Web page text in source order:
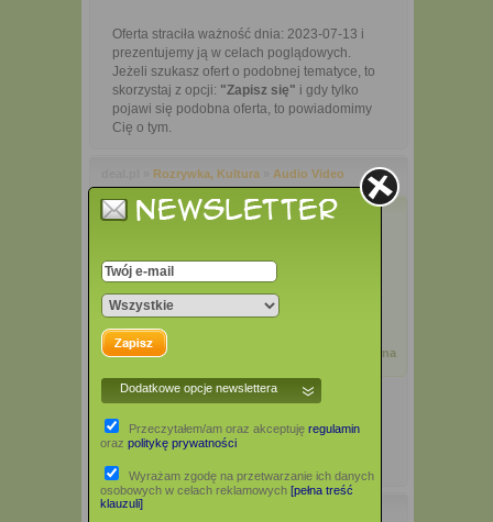
Oferta straciła ważność dnia: 2023-07-13 i
prezentujemy ją w celach poglądowych.
Jeżeli szukasz ofert o podobnej tematyce, to
skorzystaj z opcji: "Zapisz się" i gdy tylko
pojawi się podobna oferta, to powiadomimy
Cię o tym.
Rozrywka, Kultura Audio Video
swobodnie
Dodaj opinię
Zgłoś błąd
-2%
Oferta archiwalna
Opis
Dodatkowe opcje newslettera
Przeczytałem/am oraz akceptuję regulamin
oraz politykę prywatności
Wyrażam zgodę na przetwarzanie ich danych
osobowych w celach reklamowych [pełna treść
klauzuli]